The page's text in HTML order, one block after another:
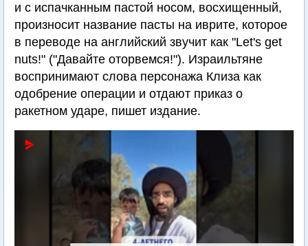
и с испачканным пастой носом, восхищенный,
произносит название пасты на иврите, которое
в переводе на английский звучит как "Let's get
nuts!" ("Давайте оторвемся!"). Израильтяне
воспринимают слова персонажа Клиза как
одобрение операции и отдают приказ о
ракетном ударе, пишет издание.